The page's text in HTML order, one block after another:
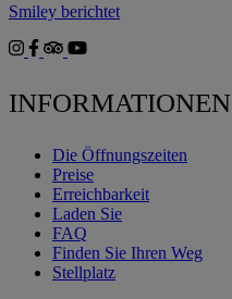
Smiley berichtet
INFORMATIONEN
Die Öffnungszeiten
Preise
Erreichbarkeit
Laden Sie
FAQ
Finden Sie Ihren Weg
Stellplatz